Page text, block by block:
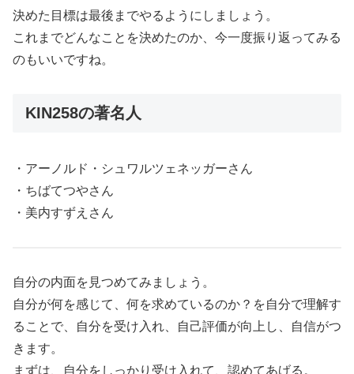
決めた目標は最後までやるようにしましょう。
これまでどんなことを決めたのか、今一度振り返ってみる
のもいいですね。
KIN258の著名人
・アーノルド・シュワルツェネッガーさん
・ちばてつやさん
・美内すずえさん
自分の内面を見つめてみましょう。
自分が何を感じて、何を求めているのか？を自分で理解す
ることで、自分を受け入れ、自己評価が向上し、自信がつ
きます。
まずは、自分をしっかり受け入れて、認めてあげる。